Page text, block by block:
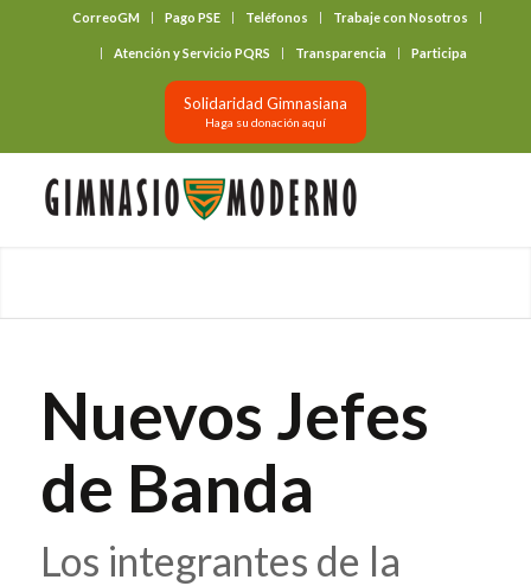
CorreoGM Pago PSE Teléfonos Trabaje con Nosotros
Atención y Servicio PQRS Transparencia Participa
Solidaridad Gimnasiana
Haga su donación aquí
Nuevos Jefes
de Banda
Los integrantes de la